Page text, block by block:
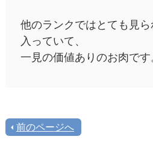
他のランクではとても見
入っていて、
一見の価値ありのお肉です
前のページへ